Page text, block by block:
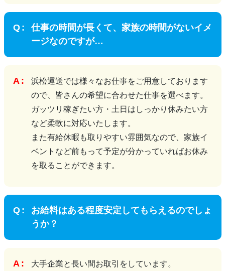
仕事の時間が長くて、家族の時間がないイメ
ージなのですが…
浜松運送では様々なお仕事をご用意しております
ので、皆さんの希望に合わせた仕事を選べます。
ガッツリ稼ぎたい方・土日はしっかり休みたい方
など柔軟に対応いたします。
また有給休暇も取りやすい雰囲気なので、家族イ
ベントなど前もって予定が分かっていればお休み
を取ることができます。
お給料はある程度安定してもらえるのでしょ
うか？
大手企業と長い間お取引をしています。